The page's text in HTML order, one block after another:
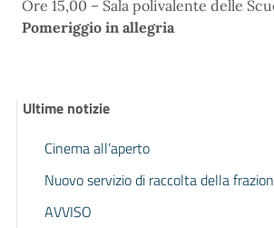
Ore 15,00 – Sala polivalente delle
Pomeriggio in allegria
Ultime notizie
Cinema all’aperto
Nuovo servizio di raccolta della
AVVISO